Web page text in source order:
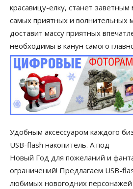
красавицу-елку, станет
самых приятных и волнительных
доставит массу приятных
необходимы в канун самого
Удобным аксессуаром каждого
USB-flash накопитель. А под
Новый Год для пожеланий и
ограничений! Предлагаем USB-
любимых новогодних